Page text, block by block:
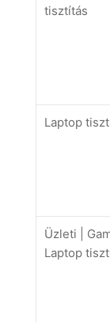
tisztítás
Laptop
Üzleti |
Laptop